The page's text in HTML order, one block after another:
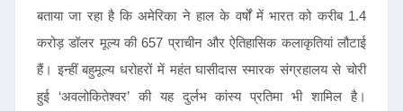
बताया जा रहा है कि अमेरिका ने हाल के वर्षों में भारत को करीब 1.4
करोड़ डॉलर मूल्य की 657 प्राचीन और ऐतिहासिक कलाकृतियां लौटाई
हैं। इन्हीं बहुमूल्य धरोहरों में महंत घासीदास स्मारक संग्रहालय से चोरी
हुई ‘अवलोकितेश्वर’ की यह दुर्लभ कांस्य प्रतिमा भी शामिल है।